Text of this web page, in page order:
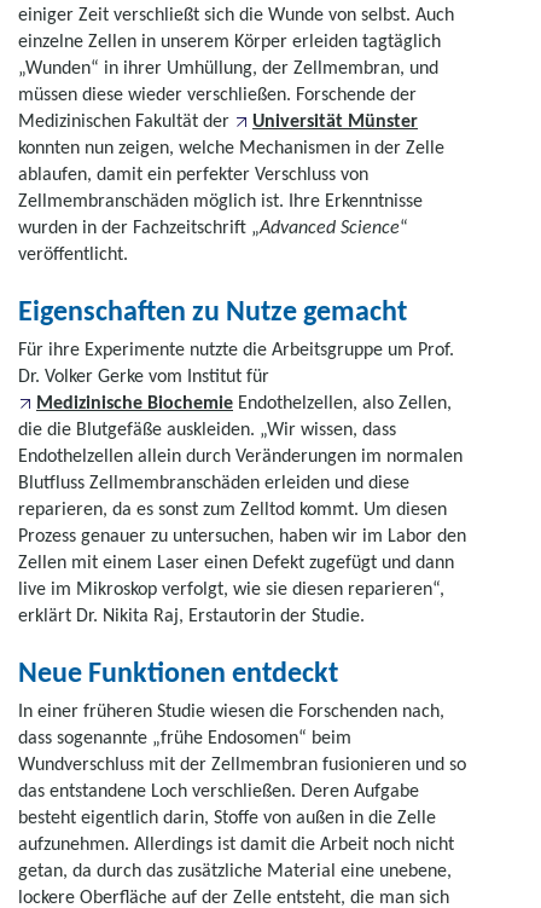
einiger Zeit verschließt sich die Wunde von selbst. Auch
einzelne Zellen in unserem Körper erleiden tagtäglich
„Wunden“ in ihrer Umhüllung, der Zellmembran, und
müssen diese wieder verschließen. Forschende der
Medizinischen Fakultät der
Universität Münster
konnten nun zeigen, welche Mechanismen in der Zelle
ablaufen, damit ein perfekter Verschluss von
Zellmembranschäden möglich ist. Ihre Erkenntnisse
wurden in der Fachzeitschrift „Advanced Science“
veröffentlicht.
Eigenschaften zu Nutze gemacht
Für ihre Experimente nutzte die Arbeitsgruppe um Prof.
Dr. Volker Gerke vom Institut für
Medizinische Biochemie Endothelzellen, also Zellen,
die die Blutgefäße auskleiden. „Wir wissen, dass
Endothelzellen allein durch Veränderungen im normalen
Blutfluss Zellmembranschäden erleiden und diese
reparieren, da es sonst zum Zelltod kommt. Um diesen
Prozess genauer zu untersuchen, haben wir im Labor den
Zellen mit einem Laser einen Defekt zugefügt und dann
live im Mikroskop verfolgt, wie sie diesen reparieren“,
erklärt Dr. Nikita Raj, Erstautorin der Studie.
Neue Funktionen entdeckt
In einer früheren Studie wiesen die Forschenden nach,
dass sogenannte „frühe Endosomen“ beim
Wundverschluss mit der Zellmembran fusionieren und so
das entstandene Loch verschließen. Deren Aufgabe
besteht eigentlich darin, Stoffe von außen in die Zelle
aufzunehmen. Allerdings ist damit die Arbeit noch nicht
getan, da durch das zusätzliche Material eine unebene,
lockere Oberfläche auf der Zelle entsteht, die man sich